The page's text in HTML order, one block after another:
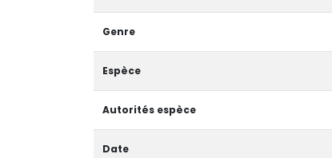
Genre
Espèce
Autorités espèce
Date